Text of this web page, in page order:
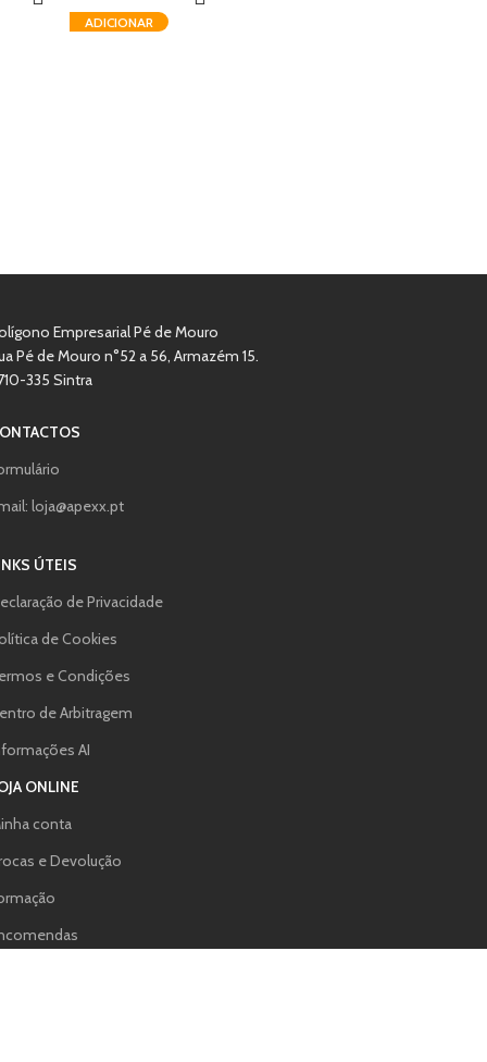
ADICIONAR
Empresarial Pé de Mouro
Pé de Mouro n°52 a 56, Armazém 15.
335 Sintra
loja@apexx.pt
ÚTEIS
de Privacidade
de Cookies
e Condições
de Arbitragem
AI
ONLINE
conta
e Devolução